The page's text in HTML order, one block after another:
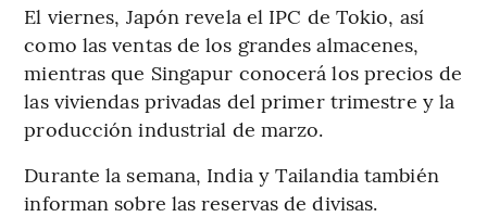
El viernes, Japón revela el IPC de Tokio, así
como las ventas de los grandes almacenes,
mientras que Singapur conocerá los precios de
las viviendas privadas del primer trimestre y la
producción industrial de marzo.
Durante la semana, India y Tailandia también
informan sobre las reservas de divisas.